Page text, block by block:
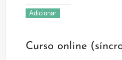
de
Resolução
Problemas
Adicionar
Curso online